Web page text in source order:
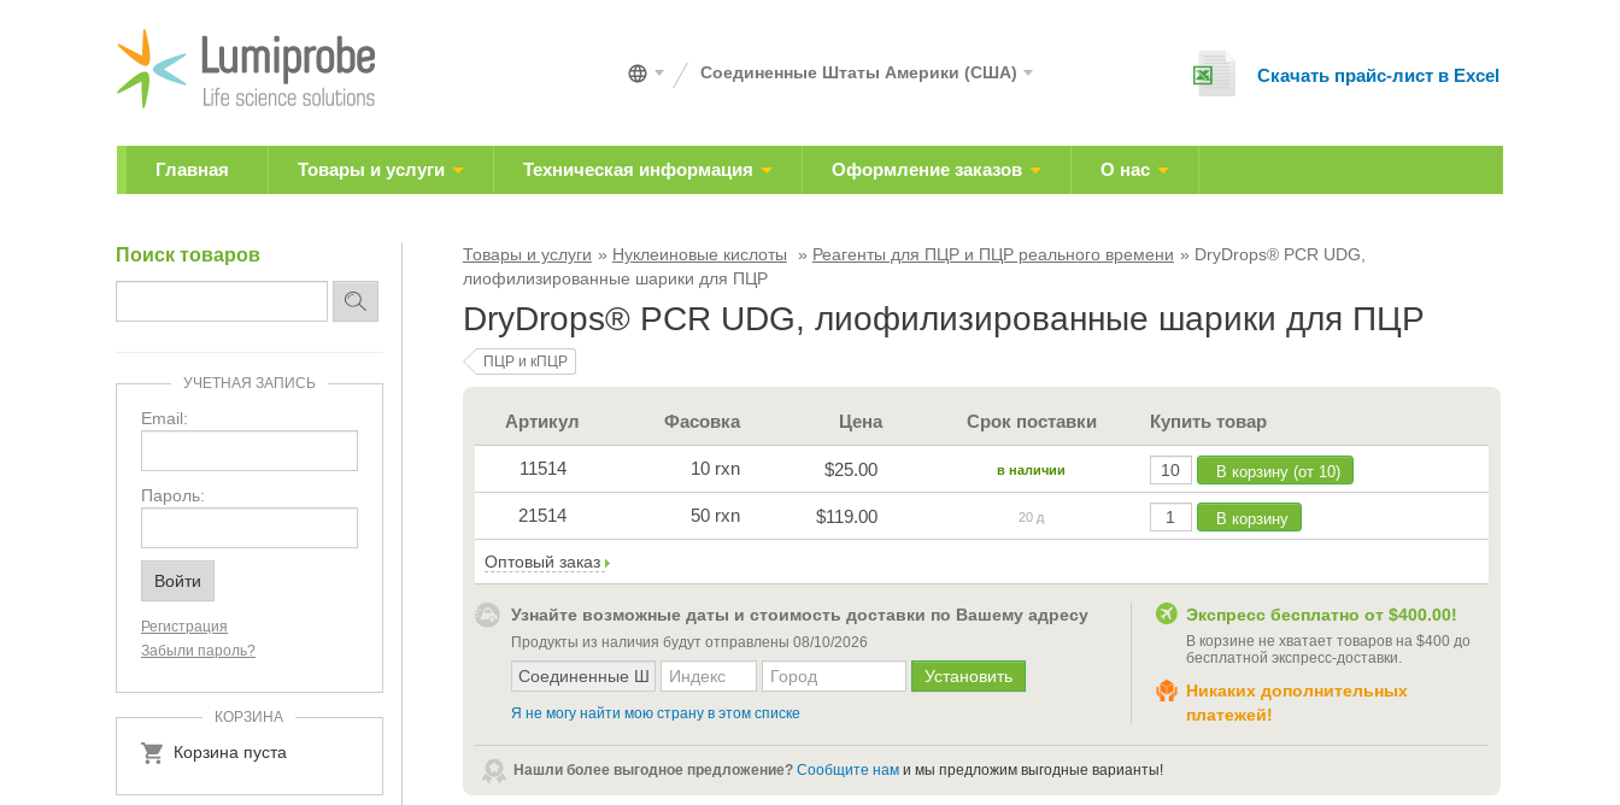
Cкачать прайс-лист в Excel
Соединенные Штаты Америки (США)
Главная Товары и услуги Техническая информация Оформление заказов О нас
Товары и услуги Нуклеиновые кислоты Реагенты для ПЦР и ПЦР реального времени
DryDrops® PCR UDG,
лиофилизированные шарики для ПЦР
DryDrops® PCR UDG, лиофилизированные шарики для ПЦР
ПЦР и кПЦР
Артикул Фасовка Цена Срок поставки Купить товар
11514 10 rxn $25.00 в наличии В корзину (от 10)
21514 50 rxn $119.00 20 д В корзину
Оптовый заказ
Узнайте возможные даты и стоимость доставки по Вашему адресу
Продукты из наличия будут отправлены 08/10/2026
Я не могу найти мою страну в этом списке
Экспресс бесплатно от $400.00!
В корзине не хватает товаров на $400до
бесплатной экспресс-доставки.
Никаких дополнительных
платежей!
Нашли более выгодное предложение? Сообщите нам и мы предложим выгодные варианты!
Поиск товаров
УЧЕТНАЯ ЗАПИСЬ
Email:
Пароль:
Регистрация
Забыли пароль?
КОРЗИНА
Корзина пуста